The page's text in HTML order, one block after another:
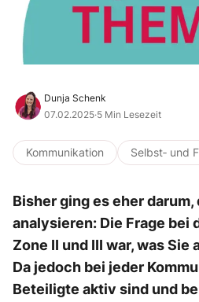
Dunja Schenk
07.02.2025·5 Min Lesezeit
Kommunikation Selbst‐ und
Bisher ging es eher darum,
analysieren: Die Frage bei
Zone II und III war, was Sie
Da jedoch bei jeder
Beteiligte aktiv sind und